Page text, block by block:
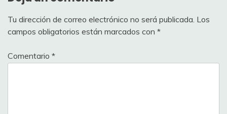
Tu dirección de correo electrónico no será publicada. Los
campos obligatorios están marcados con *
Comentario *